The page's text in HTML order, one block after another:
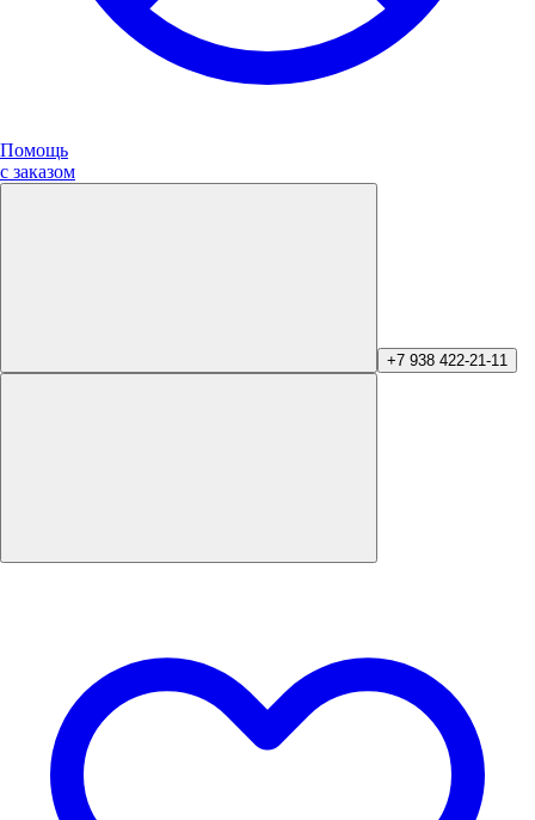
Помощь
с заказом
+7 938 422-21-11